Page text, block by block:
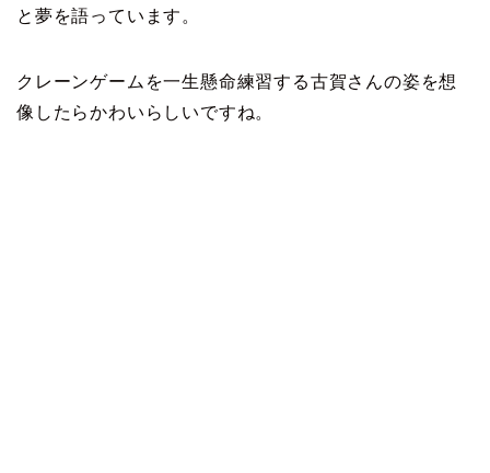
と夢を語っています。
クレーンゲームを一生懸命練習する古賀さんの姿を想
像したらかわいらしいですね。